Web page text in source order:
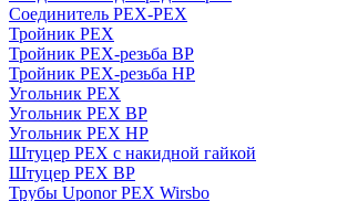
Соединитель PEX-PEX
Тройник PEX
Тройник PEX-резьба ВР
Тройник PEX-резьба НР
Угольник PEX
Угольник PEX ВР
Угольник PEX НР
Штуцер PEX c накидной гайкой
Штуцер PEX ВР
Трубы Uponor PEX Wirsbo